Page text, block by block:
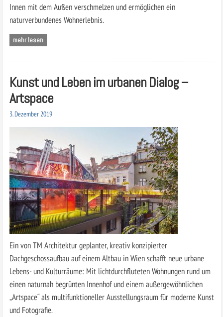
Innen mit dem Außen verschmelzen und ermöglichen ein
naturverbundenes Wohnerlebnis.
mehr lesen
Kunst und Leben im urbanen Dialog –
Artspace
3. Dezember 2019
Ein von TM Architektur geplanter, kreativ konzipierter
Dachgeschossaufbau auf einem Altbau in Wien schafft neue urbane
Lebens- und Kulturräume: Mit lichtdurchfluteten Wohnungen rund um
einen naturnah begrünten Innenhof und einem außergewöhnlichen
„Artspace“ als multifunktioneller Ausstellungsraum für moderne Kunst
und Fotografie.